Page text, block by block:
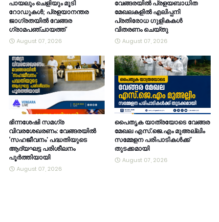
പായലും ചെളിയും മൂടി
റോഡുകൾ; പ്രളയാനന്തര
ജാഗ്രതയിൽ വേങ്ങര
ഗ്രാമപഞ്ചായത്ത്
August 07, 2026
വേങ്ങരയിൽ പ്രളയബാധിത
മേഖലകളിൽ എലിപ്പനി
പ്രതിരോധ ഗുളികകൾ
വിതരണം ചെയ്തു
August 07, 2026
ഭിന്നശേഷി സമഗ്ര
വിവരശേഖരണം: വേങ്ങരയിൽ
‘സഹജീവനം’ പദ്ധതിയുടെ
ആദ്യഘട്ട പരിശീലനം
പൂർത്തിയായി
August 07, 2026
പൈതൃക യാത്രയോടെ വേങ്ങര
മേഖല എസ്.ജെ.എം മുഅല്ലിം
സമ്മേളന പരിപാടികൾക്ക്
തുടക്കമായി
August 07, 2026